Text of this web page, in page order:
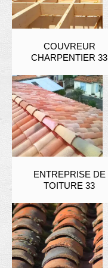
COUVREUR
CHARPENTIER 33
ENTREPRISE DE
TOITURE 33